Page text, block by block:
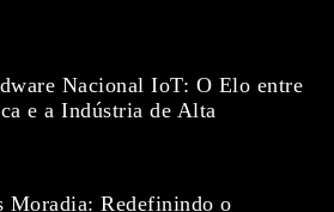
Nacional IoT: O Elo entre
e a Indústria de Alta
Moradia: Redefinindo o